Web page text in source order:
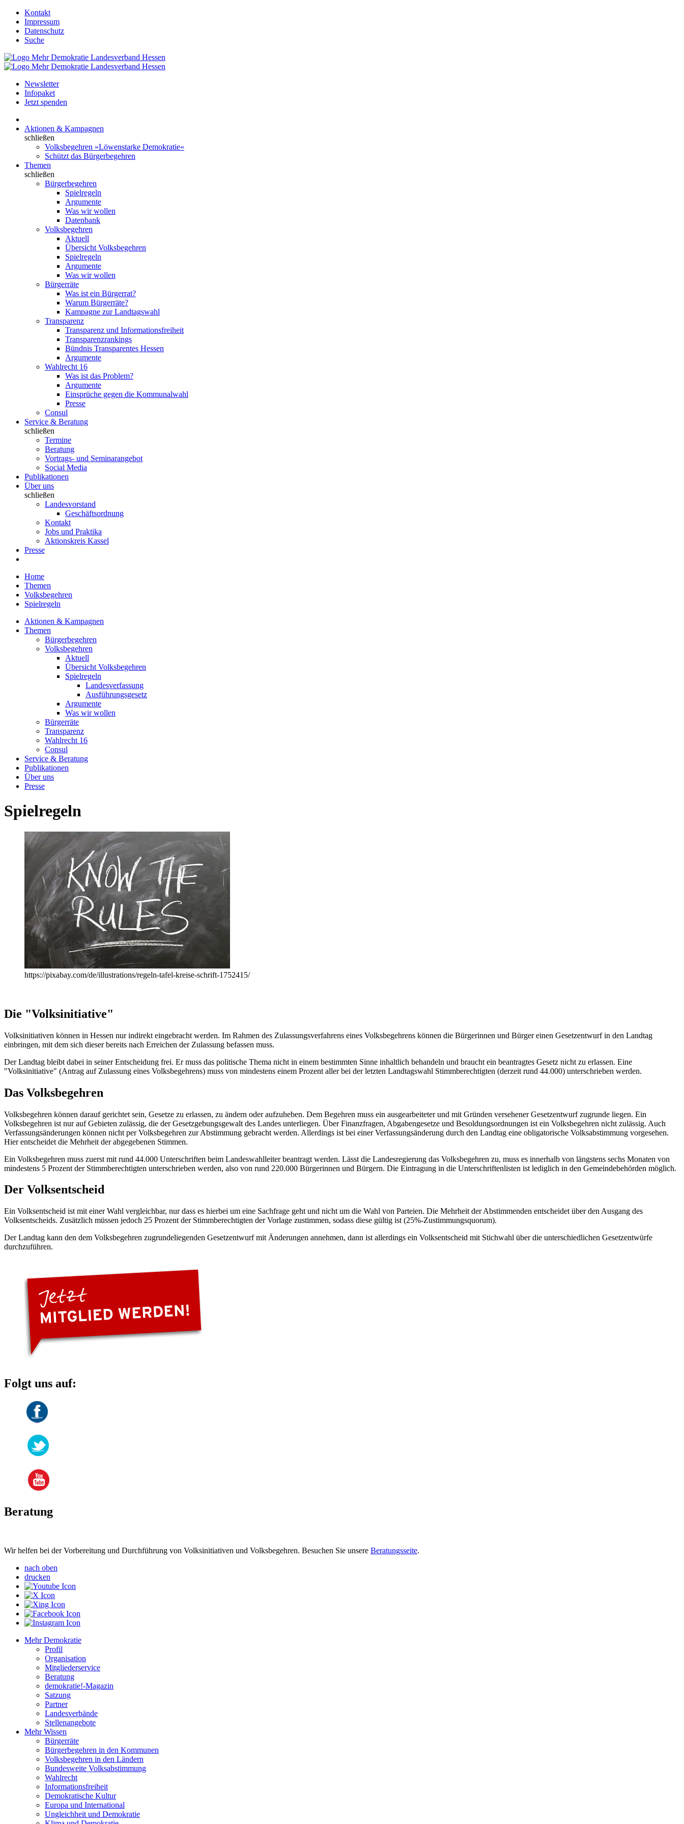
Kontakt
Impressum
Datenschutz
Suche
Newsletter
Infopaket
Jetzt spenden
Aktionen & Kampagnen
schließen
Volksbegehren »Löwenstarke Demokratie«
Schützt das Bürgerbegehren
Themen
schließen
Bürgerbegehren
Spielregeln
Argumente
Was wir wollen
Datenbank
Volksbegehren
Aktuell
Übersicht Volksbegehren
Spielregeln
Argumente
Was wir wollen
Bürgerräte
Was ist ein Bürgerrat?
Warum Bürgerräte?
Kampagne zur Landtagswahl
Transparenz
Transparenz und Informationsfreiheit
Transparenzrankings
Bündnis Transparentes Hessen
Argumente
Wahlrecht 16
Was ist das Problem?
Argumente
Einsprüche gegen die Kommunalwahl
Presse
Consul
Service & Beratung
schließen
Termine
Beratung
Vortrags- und Seminarangebot
Social Media
Publikationen
Über uns
schließen
Landesvorstand
Geschäftsordnung
Kontakt
Jobs und Praktika
Aktionskreis Kassel
Presse
Home
Themen
Volksbegehren
Spielregeln
Aktionen & Kampagnen
Themen
Bürgerbegehren
Volksbegehren
Aktuell
Übersicht Volksbegehren
Spielregeln
Landesverfassung
Ausführungsgesetz
Argumente
Was wir wollen
Bürgerräte
Transparenz
Wahlrecht 16
Consul
Service & Beratung
Publikationen
Über uns
Presse
Spielregeln
https://pixabay.com/de/illustrations/regeln-tafel-kreise-schrift-1752415/
Die "Volksinitiative"
Volksinitiativen können in Hessen nur indirekt eingebracht werden. Im Rahmen des Zulassungsverfahrens eines Volksbegehrens können die Bürgerinnen und Bürger einen Gesetzentwurf in den Landtag
einbringen, mit dem sich dieser bereits nach Erreichen der Zulassung befassen muss.
Der Landtag bleibt dabei in seiner Entscheidung frei. Er muss das politische Thema nicht in einem bestimmten Sinne inhaltlich behandeln und braucht ein beantragtes Gesetz nicht zu erlassen. Eine
"Volksinitiative" (Antrag auf Zulassung eines Volksbegehrens) muss von mindestens einem Prozent aller bei der letzten Landtagswahl Stimmberechtigten (derzeit rund 44.000) unterschrieben werden.
Das Volksbegehren
Volksbegehren können darauf gerichtet sein, Gesetze zu erlassen, zu ändern oder aufzuheben. Dem Begehren muss ein ausgearbeiteter und mit Gründen versehener Gesetzentwurf zugrunde liegen. Ein
Volksbegehren ist nur auf Gebieten zulässig, die der Gesetzgebungsgewalt des Landes unterliegen. Über Finanzfragen, Abgabengesetze und Besoldungsordnungen ist ein Volksbegehren nicht zulässig. Auch
Verfassungsänderungen können nicht per Volksbegehren zur Abstimmung gebracht werden. Allerdings ist bei einer Verfassungsänderung durch den Landtag eine obligatorische Volksabstimmung vorgesehen.
Hier entscheidet die Mehrheit der abgegebenen Stimmen.
Ein Volksbegehren muss zuerst mit rund 44.000 Unterschriften beim Landeswahlleiter beantragt werden. Lässt die Landesregierung das Volksbegehren zu, muss es innerhalb von längstens sechs Monaten von
mindestens 5 Prozent der Stimmberechtigten unterschrieben werden, also von rund 220.000 Bürgerinnen und Bürgern. Die Eintragung in die Unterschriftenlisten ist lediglich in den Gemeindebehörden möglich.
Der Volksentscheid
Ein Volksentscheid ist mit einer Wahl vergleichbar, nur dass es hierbei um eine Sachfrage geht und nicht um die Wahl von Parteien. Die Mehrheit der Abstimmenden entscheidet über den Ausgang des
Volksentscheids. Zusätzlich müssen jedoch 25 Prozent der Stimmberechtigten der Vorlage zustimmen, sodass diese gültig ist (25%-Zustimmungsquorum).
Der Landtag kann den dem Volksbegehren zugrundeliegenden Gesetzentwurf mit Änderungen annehmen, dann ist allerdings ein Volksentscheid mit Stichwahl über die unterschiedlichen Gesetzentwürfe
durchzuführen.
Folgt uns auf:
Beratung
Wir helfen bei der Vorbereitung und Durchführung von Volksinitiativen und Volksbegehren. Besuchen Sie unsere Beratungsseite.
nach oben
drucken
Mehr Demokratie
Profil
Organisation
Mitgliederservice
Beratung
demokratie!-Magazin
Satzung
Partner
Landesverbände
Stellenangebote
Mehr Wissen
Bürgerräte
Bürgerbegehren in den Kommunen
Volksbegehren in den Ländern
Bundesweite Volksabstimmung
Wahlrecht
Informationsfreiheit
Demokratische Kultur
Europa und International
Ungleichheit und Demokratie